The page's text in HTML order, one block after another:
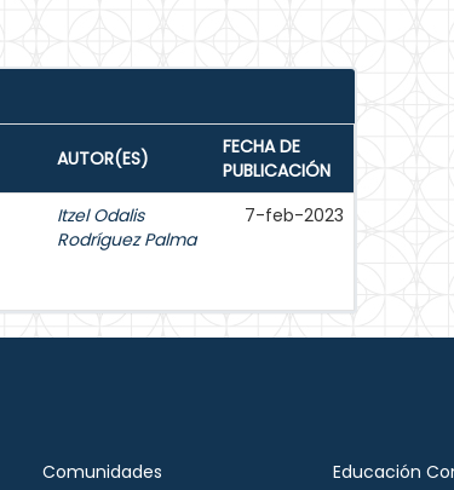
AUTOR(ES)
FECHA DE
PUBLICACIÓN
Itzel Odalis
Rodríguez Palma
7-feb-2023
Comunidades
Educación